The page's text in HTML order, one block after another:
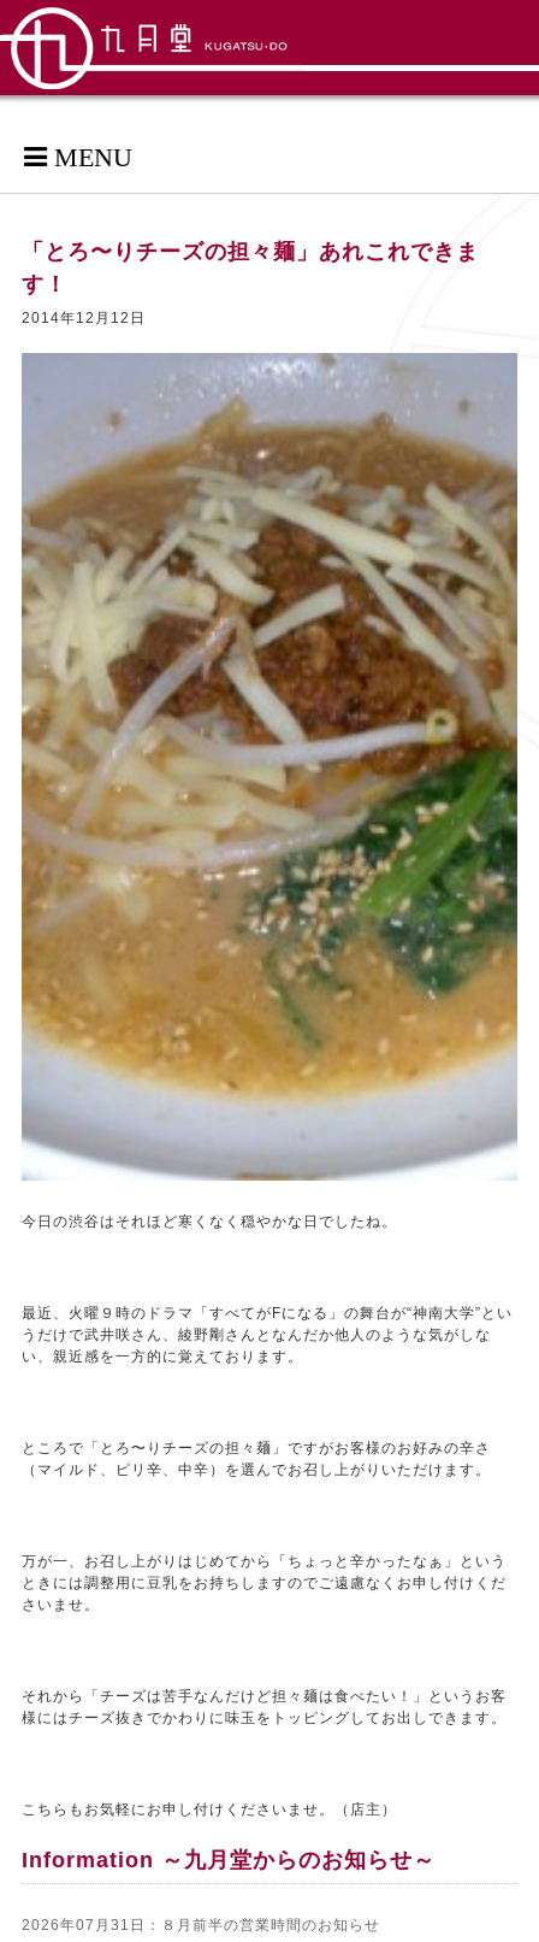
MENU
「とろ〜りチーズの担々麺」あれこれできま
す！
2014年12月12日
今日の渋谷はそれほど寒くなく穏やかな日でしたね。
最近、火曜９時のドラマ「すべてがFになる」の舞台が“神南大学”とい
うだけで武井咲さん、綾野剛さんとなんだか他人のような気がしな
い、親近感を一方的に覚えております。
ところで「とろ〜りチーズの担々麺」ですがお客様のお好みの辛さ
（マイルド、ピリ辛、中辛）を選んでお召し上がりいただけます。
万が一、お召し上がりはじめてから「ちょっと辛かったなぁ」という
ときには調整用に豆乳をお持ちしますのでご遠慮なくお申し付けくだ
さいませ。
それから「チーズは苦手なんだけど担々麺は食べたい！」というお客
様にはチーズ抜きでかわりに味玉をトッピングしてお出しできます。
こちらもお気軽にお申し付けくださいませ。（店主）
Information ～九月堂からのお知らせ～
2026年07月31日：８月前半の営業時間のお知らせ